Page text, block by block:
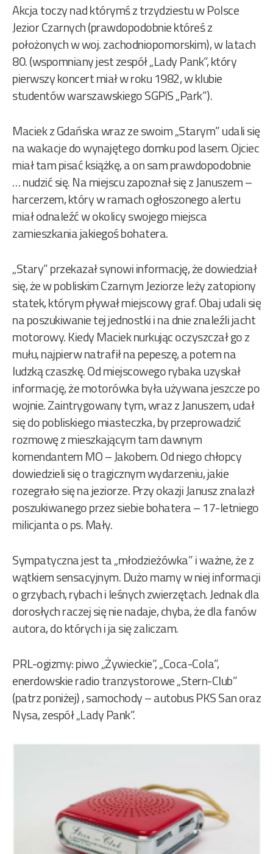
Akcja toczy nad którymś z trzydziestu w Polsce
Jezior Czarnych (prawdopodobnie któreś z
położonych w woj. zachodniopomorskim), w latach
80. (wspomniany jest zespół „Lady Pank”, który
pierwszy koncert miał w roku 1982, w klubie
studentów warszawskiego SGPiS „Park”).
Maciek z Gdańska wraz ze swoim „Starym” udali się
na wakacje do wynajętego domku pod lasem. Ojciec
miał tam pisać książkę, a on sam prawdopodobnie
… nudzić się. Na miejscu zapoznał się z Januszem –
harcerzem, który w ramach ogłoszonego alertu
miał odnaleźć w okolicy swojego miejsca
zamieszkania jakiegoś bohatera.
„Stary” przekazał synowi informację, że dowiedział
się, że w pobliskim Czarnym Jeziorze leży zatopiony
statek, którym pływał miejscowy graf. Obaj udali się
na poszukiwanie tej jednostki i na dnie znaleźli jacht
motorowy. Kiedy Maciek nurkując oczyszczał go z
mułu, najpierw natrafił na pepeszę, a potem na
ludzką czaszkę. Od miejscowego rybaka uzyskał
informację, że motorówka była używana jeszcze po
wojnie. Zaintrygowany tym, wraz z Januszem, udał
się do pobliskiego miasteczka, by przeprowadzić
rozmowę z mieszkającym tam dawnym
komendantem MO – Jakobem. Od niego chłopcy
dowiedzieli się o tragicznym wydarzeniu, jakie
rozegrało się na jeziorze. Przy okazji Janusz znalazł
poszukiwanego przez siebie bohatera – 17-letniego
milicjanta o ps. Mały.
Sympatyczna jest ta „młodzieżówka” i ważne, że z
wątkiem sensacyjnym. Dużo mamy w niej informacji
o grzybach, rybach i leśnych zwierzętach. Jednak dla
dorosłych raczej się nie nadaje, chyba, że dla fanów
autora, do których i ja się zaliczam.
PRL-ogizmy: piwo „Żywieckie”, „Coca-Cola”,
enerdowskie radio tranzystorowe „Stern-Club”
(patrz poniżej) , samochody – autobus PKS San oraz
Nysa, zespół „Lady Pank”.